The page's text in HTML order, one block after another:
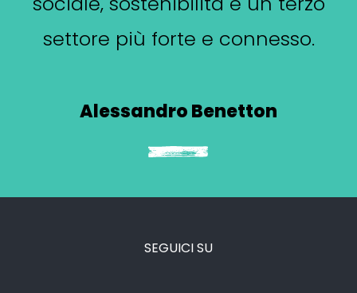
settore più forte e connesso.
Alessandro Benetton
SEGUICI SU